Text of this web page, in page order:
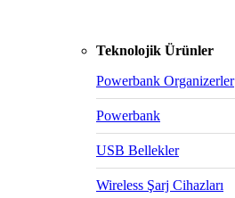
Teknolojik Ürünler
Powerbank Organizerler
Powerbank
USB Bellekler
Wireless Şarj Cihazları